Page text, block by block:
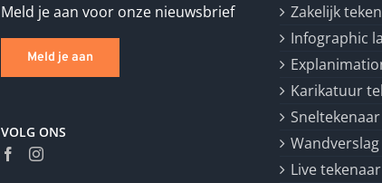
Meld je aan voor onze nieuwsbrief
Meld je aan
VOLG ONS
Zakelijk
Infographic
Karikatuur
Live